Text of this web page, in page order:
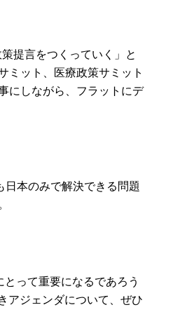
提言をつくっていく」と
ミット、医療政策サミット
にしながら、フラットにデ
日本のみで解決できる問題
って重要になるであろう
アジェンダについて、ぜひ